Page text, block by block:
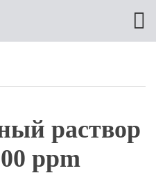
электродов, калибровочные
раствор
ppm